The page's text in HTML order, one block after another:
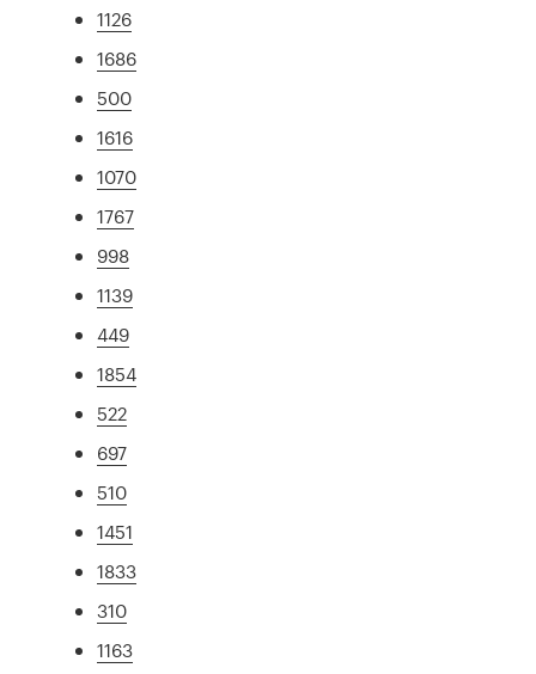
1126
1686
500
1616
1070
1767
998
1139
449
1854
522
697
510
1451
1833
310
1163